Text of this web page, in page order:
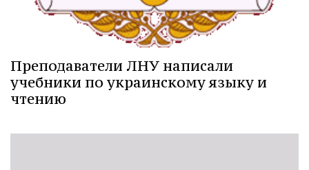
Преподаватели ЛНУ написали
учебники по украинскому языку и
чтению